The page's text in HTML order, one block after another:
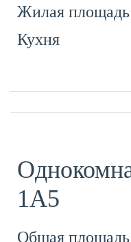
Жилая площадь
Кухня
1А5
Общая площадь